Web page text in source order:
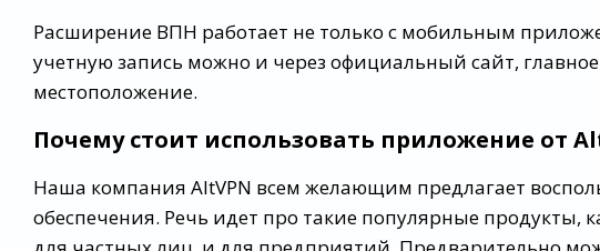
Расширение ВПН работает не только с мобильным
учетную запись можно и через официальный сайт,
местоположение.
Почему стоит использовать приложение от
Наша компания AltVPN всем желающим предлагает
обеспечения. Речь идет про такие популярные продукты,